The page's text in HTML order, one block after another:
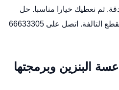
ثم نعطيك خيارا مناسبا. حل
سريع للمعايرة. وحل جذري للقطع التالفة. اتصل على 66633305
البنزين وبرمجتها